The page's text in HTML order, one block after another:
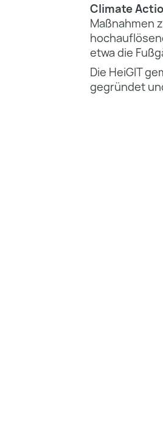
Climate
Maßnahmen
etwa die
Die HeiGIT
gegründet